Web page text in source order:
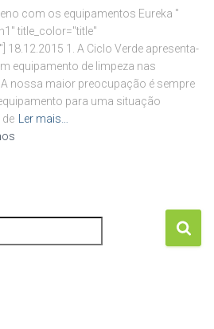
com os equipamentos Eureka "
title_color="title"
18.12.2015 1. A Ciclo Verde apresenta-
equipamento de limpeza nas
nossa maior preocupação é sempre
para uma situação
de Ler mais…